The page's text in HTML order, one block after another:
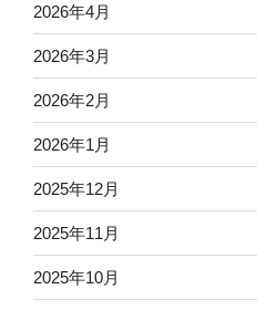
2026年4月
2026年3月
2026年2月
2026年1月
2025年12月
2025年11月
2025年10月